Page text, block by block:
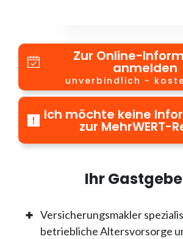
Zur Online-
anmelden
unverbindlich -
Ich möchte keine
zur MehrWERT-
Ihr
Versicherungsmakler
betriebliche Altersvorsorge